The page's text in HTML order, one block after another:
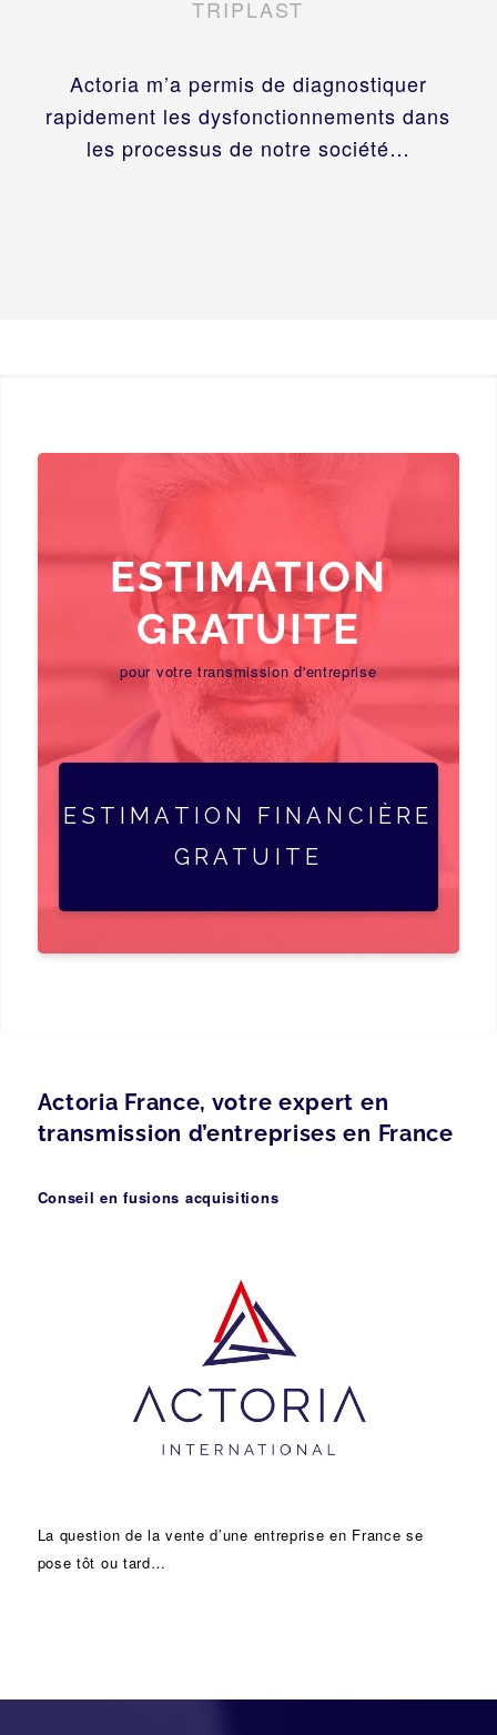
Actoria m’a permis de diagnostiquer
rapidement les dysfonctionnements dans
les processus de notre société…
TRIPLAST
ESTIMATION
GRATUITE
pour votre transmission d'entreprise
ESTIMATION FINANCIÈRE
GRATUITE
Actoria France, votre expert en
transmission d’entreprises en France
Conseil en fusions acquisitions
La question de la vente d’une entreprise en France se
pose tôt ou tard…